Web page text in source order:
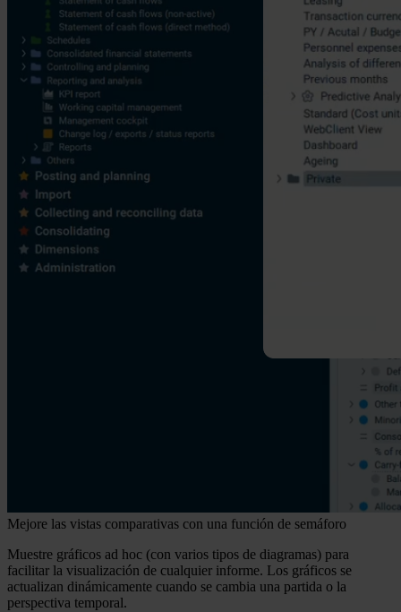
Mejore las vistas comparativas con una función de semáforo
Muestre gráficos ad hoc (con varios tipos de diagramas) para
facilitar la visualización de cualquier informe. Los gráficos se
actualizan dinámicamente cuando se cambia una partida o la
perspectiva temporal.